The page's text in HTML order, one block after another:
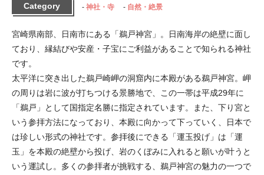
Category 神社・寺 自然・絶景
宮崎県南部、日南市にある「鵜戸神宮」。日南海岸の絶壁に面し
ており、縁結びや安産・子宝にご利益があることで知られる神社
です。
太平洋に突き出した鵜戸崎岬の洞窟内に本殿がある鵜戸神宮。岬
の周りは岩に波が打ちつける景勝地で、この一帯は平成29年に
「鵜戸」として国指定名勝に指定されています。また、下り宮と
いう参拝方法になっており、本殿に向かって下っていく、日本で
は珍しい形式の神社です。参拝後にできる「運玉投げ」は「運
玉」を本殿の絶壁から投げ、岩のくぼみに入れると願いが叶うと
いう運試し。多くの参拝者が挑戦する、鵜戸神宮の魅力の一つで